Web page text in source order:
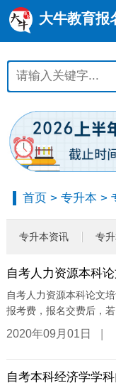
大牛教育报
首页> 专升本 >
专升本资讯 专
自考人力资源本科
自考人力资源本科论文
报考费，报名交费后，若
2020年09月01日 |
自考本科经济学学